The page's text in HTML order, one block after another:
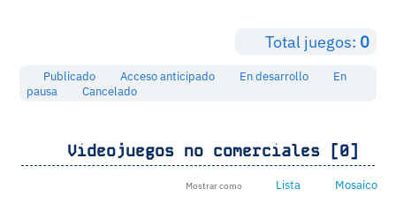
Total juegos: 0
Publicado Acceso anticipado En desarrollo
En
pausa
Cancelado
Videojuegos no comerciales [0]
Mostrar como Lista Mosaico